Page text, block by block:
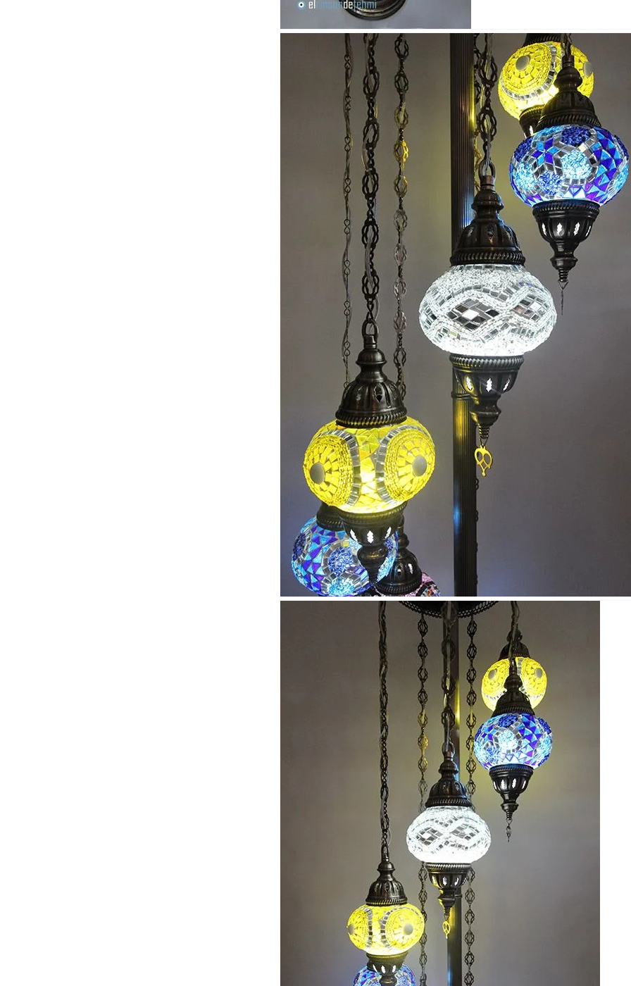
Acuerdo RGPD *
Doy mi consentimiento para que esta web
que envío para que puedan responder a mi
Recibir mi oferta